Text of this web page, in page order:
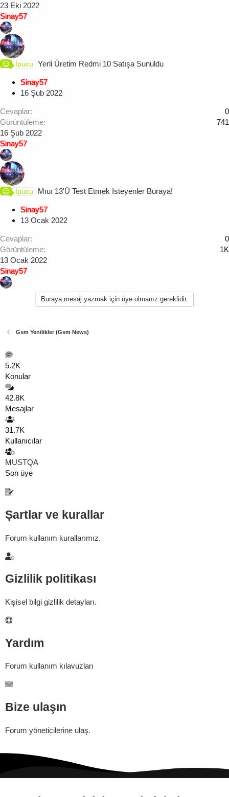
23 Eki 2022
Sinay57
İpucu Yerli̇ Üreti̇m Redmi̇ 10 Satışa Sunuldu
Sinay57
16 Şub 2022
Cevaplar
0
Görüntüleme
741
16 Şub 2022
Sinay57
İpucu Mıuı 13'Ü Test Etmek Isteyenler Buraya!
Sinay57
13 Ocak 2022
Cevaplar
0
Görüntüleme
1K
13 Ocak 2022
Sinay57
Buraya mesaj yazmak için üye olmanız gereklidir.
Gsm Yenilikler (Gsm News)
5.2K
Konular
42.8K
Mesajlar
31.7K
Kullanıcılar
MUSTQA
Son üye
Şartlar ve kurallar
Forum kullanım kurallarımız.
Gizlilik politikası
Kişisel bilgi gizlilik detayları.
Yardım
Forum kullanım kılavuzları
Bize ulaşın
Forum yöneticilerine ulaş.